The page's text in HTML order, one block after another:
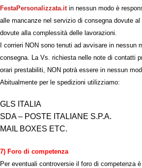
FestaPersonalizzata.it in nessun modo è
alle mancanze nel servizio di consegna dovute
dovute alla complessità delle lavorazioni.
I corrieri NON sono tenuti ad avvisare in nessun
consegna. La Vs. richiesta nelle note di contatti
orari prestabiliti, NON potrà essere in nessun
Abitualmente per le spedizioni utilizziamo:
GLS ITALIA
SDA – POSTE ITALIANE S.P.A.
MAIL BOXES ETC.
7) Foro di competenza
Per eventuali controversie il foro di competenza